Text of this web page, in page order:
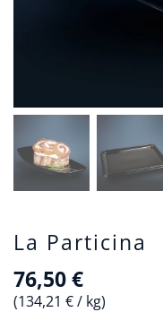
La Particina
76,50 €
134,21 €/ kg